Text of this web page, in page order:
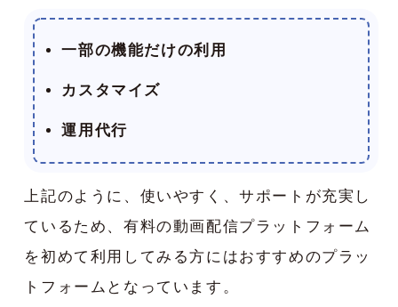
一部の機能だけの利用
カスタマイズ
運用代行
上記のように、使いやすく、サポートが充実し
ているため、有料の動画配信プラットフォーム
を初めて利用してみる方にはおすすめのプラッ
トフォームとなっています。